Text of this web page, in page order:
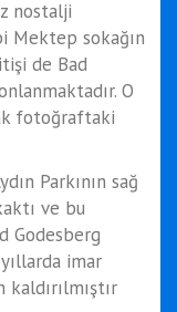
nostalji
Mektep sokağın
de Bad
O
fotoğraftaki
Parkının sağ
ve bu
Godesberg
imar